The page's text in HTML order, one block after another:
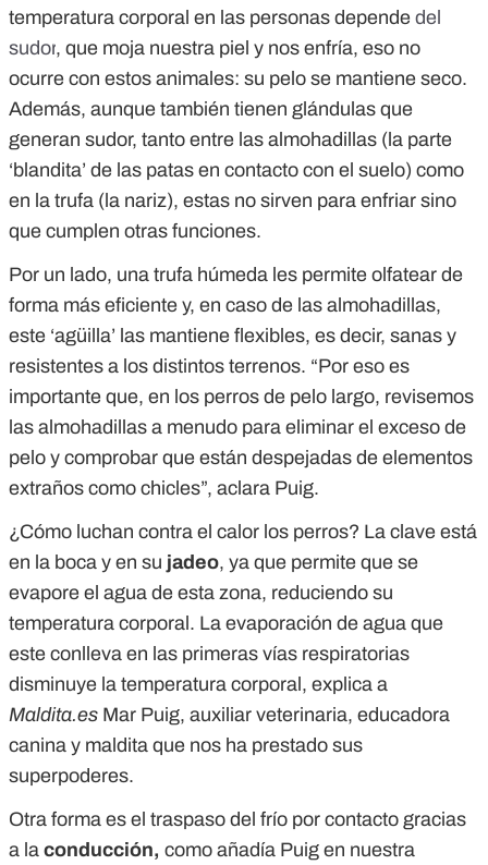
temperatura corporal en las personas depende del
sudor, que moja nuestra piel y nos enfría, eso no
ocurre con estos animales: su pelo se mantiene seco.
Además, aunque también tienen glándulas que
generan sudor, tanto entre las almohadillas (la parte
‘blandita’ de las patas en contacto con el suelo) como
en la trufa (la nariz), estas no sirven para enfriar sino
que cumplen otras funciones.
Por un lado, una trufa húmeda les permite olfatear de
forma más eficiente y, en caso de las almohadillas,
este ‘agüilla’ las mantiene flexibles, es decir, sanas y
resistentes a los distintos terrenos. “Por eso es
importante que, en los perros de pelo largo, revisemos
las almohadillas a menudo para eliminar el exceso de
pelo y comprobar que están despejadas de elementos
extraños como chicles”, aclara Puig.
¿Cómo luchan contra el calor los perros? La clave está
en la boca y en su jadeo, ya que permite que se
evapore el agua de esta zona, reduciendo su
temperatura corporal. La evaporación de agua que
este conlleva en las primeras vías respiratorias
disminuye la temperatura corporal, explica a
Maldita.es Mar Puig, auxiliar veterinaria, educadora
canina y maldita que nos ha prestado sus
superpoderes.
Otra forma es el traspaso del frío por contacto gracias
a la conducción, como añadía Puig en nuestra